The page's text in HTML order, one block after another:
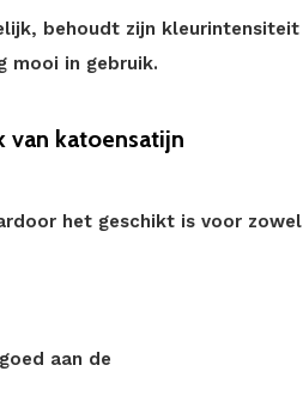
behoudt zijn kleurintensiteit
mooi in gebruik.
van katoensatijn
het geschikt is voor zowel
aan de